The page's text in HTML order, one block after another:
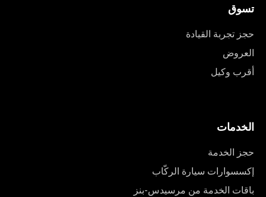
تسوق
حجز تجربة القيادة
العروض
أقرب وكيل
الخدمات
حجز الخدمة
إكسسوارات سيارة الركّاب
باقات الخدمة من مرسيدس-بنز